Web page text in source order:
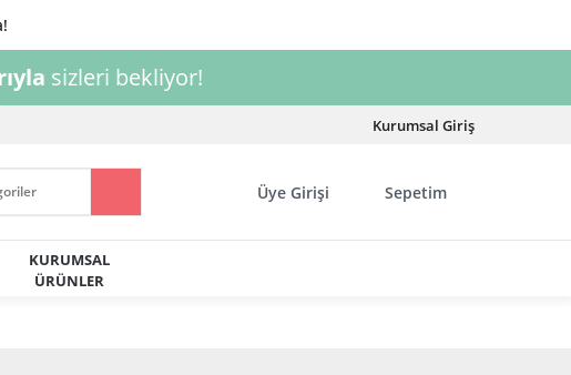
sizleri bekliyor!
Kurumsal Giriş
Üye Girişi Sepetim
KURUMSAL
ÜRÜNLER